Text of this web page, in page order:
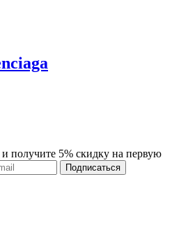
получите 5% скидку на первую